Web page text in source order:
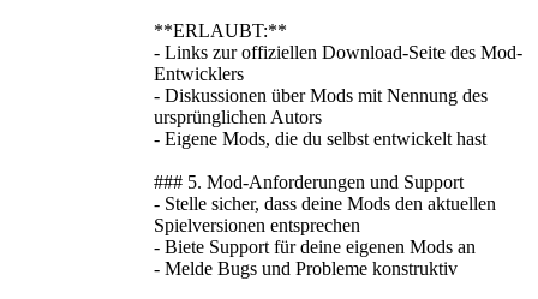
**ERLAUBT:**
- Links zur offiziellen Download-Seite des Mod-
Entwicklers
- Diskussionen über Mods mit Nennung des
ursprünglichen Autors
- Eigene Mods, die du selbst entwickelt hast
### 5. Mod-Anforderungen und Support
- Stelle sicher, dass deine Mods den aktuellen
Spielversionen entsprechen
- Biete Support für deine eigenen Mods an
- Melde Bugs und Probleme konstruktiv